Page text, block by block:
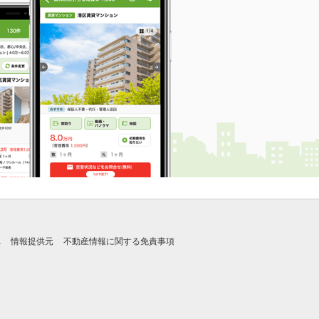
情報提供元 不動産情報に関する免責事項